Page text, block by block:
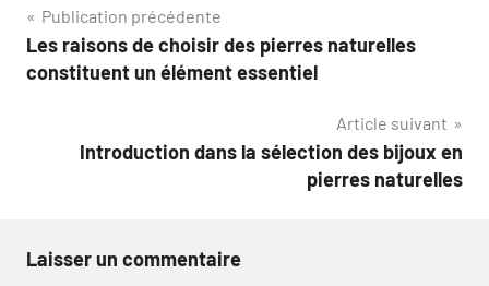
Navigation
de
Publication précédente
Les raisons de choisir des pierres naturelles
constituent un élément essentiel
Article suivant
Introduction dans la sélection des bijoux en
pierres naturelles
Laisser un commentaire